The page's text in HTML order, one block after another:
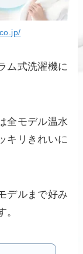
ム式洗濯機に
全モデル温水
キリきれいに
デルまで好み
。